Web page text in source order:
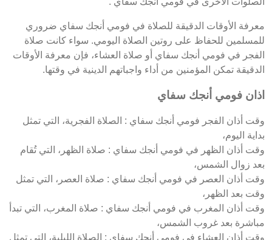
معرفة الأوقات الدقيقة للصلاة في فومي أنجك سفاي ضروري
للمسلمين للحفاظ على روتين الصلاة اليومي. سواء كانت صلاة
الفجر في فومي أنجك سفاي أو صلاة العشاء، فإن معرفة الأوقات
الدقيقة تمكن المؤمنين من أداء واجباتهم الدينية في وقتها.
اذان فومي أنجك سفاي
وقت أذان الفجر فومي أنجك سفاي : الصلاة الفجرية، التي تمثل
بداية اليوم،
وقت أذان الظهر في فومي أنجك سفاي : صلاة الظهر، التي تُقام
بعد زوال الشمس،
وقت أذان العصر في فومي أنجك سفاي : صلاة العصر، التي تمثل
وقت بعد الظهر،
وقت أذان المغرب في فومي أنجك سفاي : صلاة المغرب، التي تبدأ
مباشرة بعد غروب الشمس،
وقت أذان العشاء في فومي أنجك سفاي : الصلاة الليلية، التي تمثل